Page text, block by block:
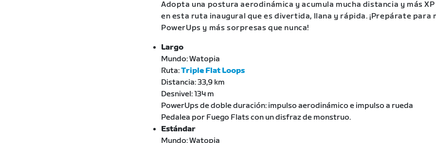
Adopta una postura aerodinámica y acumula mucha distancia y más
en esta ruta inaugural que es divertida, llana y rápida. ¡Prepárate para
PowerUps y más sorpresas que nunca!
Largo
Mundo: Watopia
Ruta:Triple Flat Loops
Distancia: 33,9 km
Desnivel: 134 m
PowerUps de doble duración: impulso aerodinámico e impulso a rueda
Pedalea por Fuego Flats con un disfraz de monstruo.
Estándar
Mundo: Watopia